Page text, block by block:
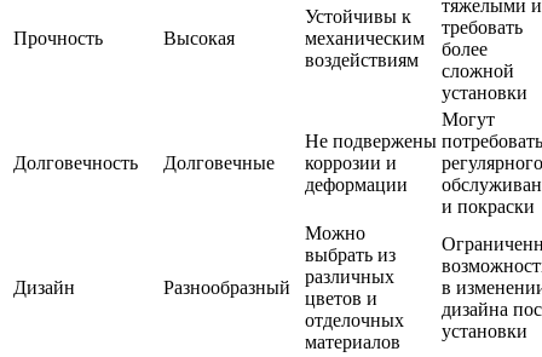
Прочность Высокая
Устойчивы к
механическим
воздействиям
тяжелыми и
требовать
более
сложной
установки
Долговечность Долговечные
Не подвержены
коррозии и
деформации
Могут
потребовать
регулярного
и покраски
Дизайн Разнообразный
Можно
выбрать из
различных
цветов и
отделочных
материалов
в
дизайна
установки